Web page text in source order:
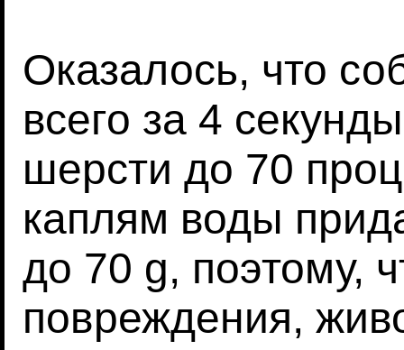
Оказалось, что
всего за 4
шерсти до 70
каплям воды
до 70 g, поэтому,
повреждения,